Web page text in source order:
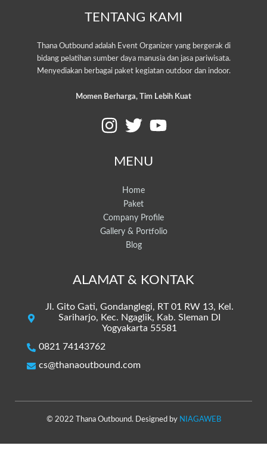
TENTANG KAMI
Thana Outbound adalah Event Organizer yang bergerak di
bidang pelatihan sumber daya manusia dan jasa pariwisata.
Menyediakan berbagai paket kegiatan outdoor dan indoor.
Momen Berharga, Tim Lebih Kuat
MENU
Home
Paket
Company Profile
Gallery & Portfolio
Blog
ALAMAT & KONTAK
Jl. Gito Gati, Gondanglegi, RT 01 RW 13, Kel.
Sariharjo, Kec. Ngaglik, Kab. Sleman DI
Yogyakarta 55581
0821 74143762
cs@thanaoutbound.com
© 2022 Thana Outbound. Designed by NIAGAWEB